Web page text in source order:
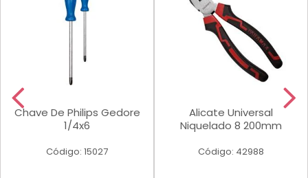
Chave De Philips Gedore
1/4x6
Código: 15027
Alicate Universal
Niquelado 8 200mm
Código: 42988